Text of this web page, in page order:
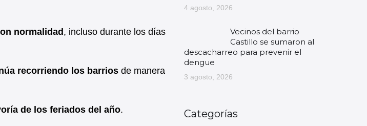
normalidad, incluso durante los días
recorriendo los barrios de manera
de los feriados del año.
4 agosto, 2026
Vecinos del barrio
Castillo se sumaron al
descacharreo para prevenir el
dengue
3 agosto, 2026
Categorías